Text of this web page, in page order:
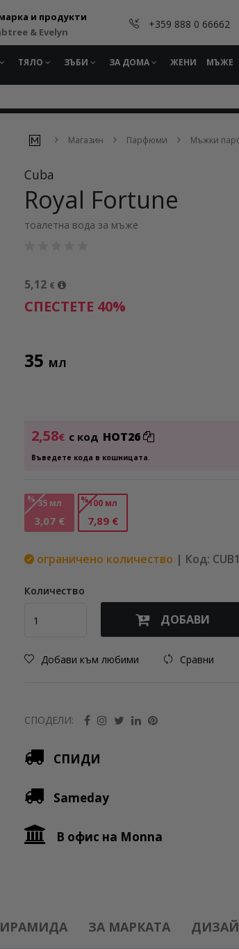
и продукти
& Evelyn
+359 888 0 66662
ТЯЛО ЗЪБИ ЗА ДОМА ЖЕНИ МЪЖЕ
Магазин Парфюми Мъжки
Cuba
Royal Fortune
тоалетна вода за мъже
5,12 €
СПЕСТЕТЕ 40%
35 МЛ
2,58€ с код HOT26
Въведете кода в кошницата.
% 35 мл
3,07 €
%100 мл
7,89 €
ограничено количество | Код:
Количество
ДОБАВИ
Добави към любими Сравни
СПОДЕЛИ:
СПИДИ
Sameday
В офис на Monna
ЗА МАРКАТА